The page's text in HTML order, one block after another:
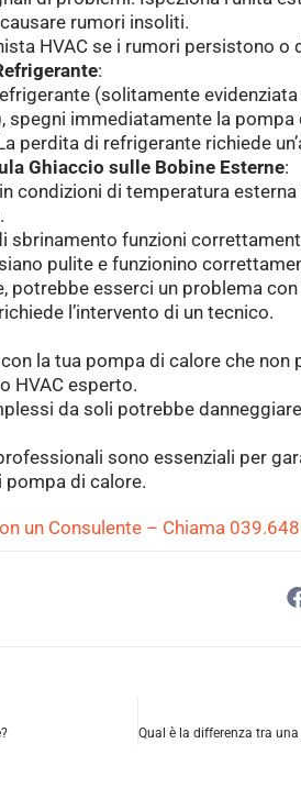
rumori insoliti.
HVAC se i rumori persistono o
:
(solitamente
spegni immediatamente la
perdita di refrigerante richiede
Ghiaccio sulle Bobine Esterne:
condizioni di temperatura
sbrinamento funzioni
pulite e funzionino
potrebbe esserci un problema
l’intervento di un tecnico.
la tua pompa di calore che non
HVAC esperto.
da soli potrebbe
sono essenziali per
di calore.
un Consulente – Chiama